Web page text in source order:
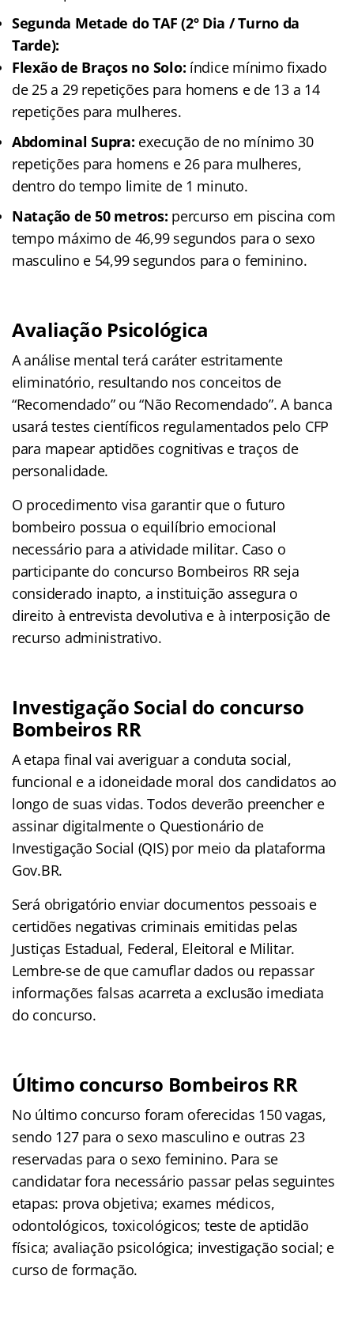
Segunda Metade do TAF (2º Dia / Turno da
Tarde):
Flexão de Braços no Solo: índice mínimo fixado
de 25 a 29 repetições para homens e de 13 a 14
repetições para mulheres.
Abdominal Supra: execução de no mínimo 30
repetições para homens e 26 para mulheres,
dentro do tempo limite de 1 minuto.
Natação de 50 metros: percurso em piscina com
tempo máximo de 46,99 segundos para o sexo
masculino e 54,99 segundos para o feminino.
Avaliação Psicológica
A análise mental terá caráter estritamente
eliminatório, resultando nos conceitos de
“Recomendado” ou “Não Recomendado”. A banca
usará testes científicos regulamentados pelo CFP
para mapear aptidões cognitivas e traços de
personalidade.
O procedimento visa garantir que o futuro
bombeiro possua o equilíbrio emocional
necessário para a atividade militar. Caso o
participante do concurso Bombeiros RR seja
considerado inapto, a instituição assegura o
direito à entrevista devolutiva e à interposição de
recurso administrativo.
Investigação Social do concurso
Bombeiros RR
A etapa final vai averiguar a conduta social,
funcional e a idoneidade moral dos candidatos ao
longo de suas vidas. Todos deverão preencher e
assinar digitalmente o Questionário de
Investigação Social (QIS) por meio da plataforma
Gov.BR.
Será obrigatório enviar documentos pessoais e
certidões negativas criminais emitidas pelas
Justiças Estadual, Federal, Eleitoral e Militar.
Lembre-se de que camuflar dados ou repassar
informações falsas acarreta a exclusão imediata
do concurso.
Último concurso Bombeiros RR
No último concurso foram oferecidas 150 vagas,
sendo 127 para o sexo masculino e outras 23
reservadas para o sexo feminino. Para se
candidatar fora necessário passar pelas seguintes
etapas: prova objetiva; exames médicos,
odontológicos, toxicológicos; teste de aptidão
física; avaliação psicológica; investigação social; e
curso de formação.